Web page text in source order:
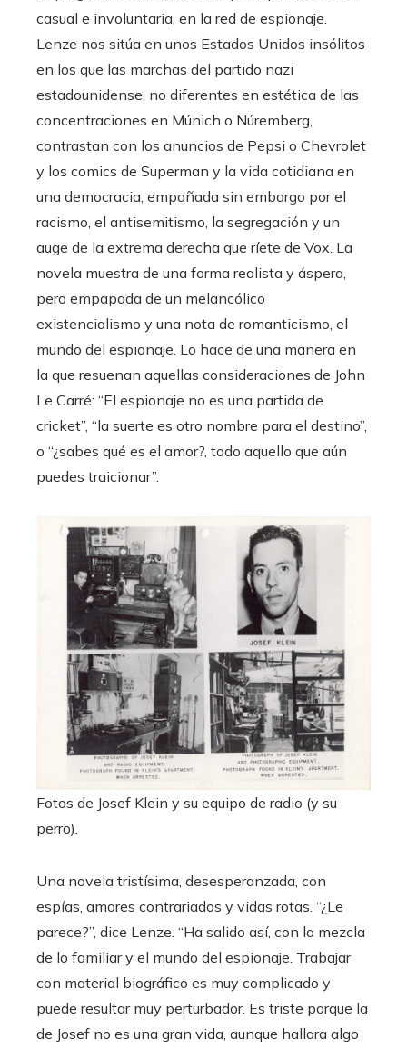
casual e involuntaria, en la red de espionaje.
Lenze nos sitúa en unos Estados Unidos insólitos
en los que las marchas del partido nazi
estadounidense, no diferentes en estética de las
concentraciones en Múnich o Núremberg,
contrastan con los anuncios de Pepsi o Chevrolet
y los comics de Superman y la vida cotidiana en
una democracia, empañada sin embargo por el
racismo, el antisemitismo, la segregación y un
auge de la extrema derecha que ríete de Vox. La
novela muestra de una forma realista y áspera,
pero empapada de un melancólico
existencialismo y una nota de romanticismo, el
mundo del espionaje. Lo hace de una manera en
la que resuenan aquellas consideraciones de John
Le Carré: “El espionaje no es una partida de
cricket”, “la suerte es otro nombre para el destino”,
o “¿sabes qué es el amor?, todo aquello que aún
puedes traicionar”.
Fotos de Josef Klein y su equipo de radio (y su
perro).
Una novela tristísima, desesperanzada, con
espías, amores contrariados y vidas rotas. “¿Le
parece?”, dice Lenze. “Ha salido así, con la mezcla
de lo familiar y el mundo del espionaje. Trabajar
con material biográfico es muy complicado y
puede resultar muy perturbador. Es triste porque la
de Josef no es una gran vida, aunque hallara algo